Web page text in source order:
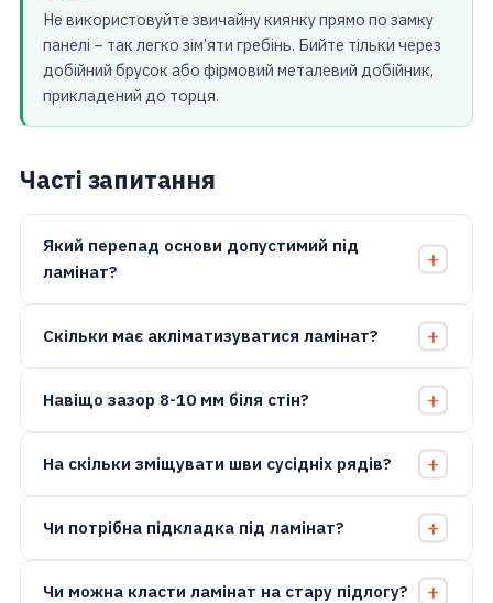
Не використовуйте звичайну киянку прямо по замку
панелі – так легко зім’яти гребінь. Бийте тільки через
добійний брусок або фірмовий металевий добійник,
прикладений до торця.
Часті запитання
Який перепад основи допустимий під
ламінат?
Скільки має акліматизуватися ламінат?
Навіщо зазор 8-10 мм біля стін?
На скільки зміщувати шви сусідніх рядів?
Чи потрібна підкладка під ламінат?
Чи можна класти ламінат на стару підлогу?